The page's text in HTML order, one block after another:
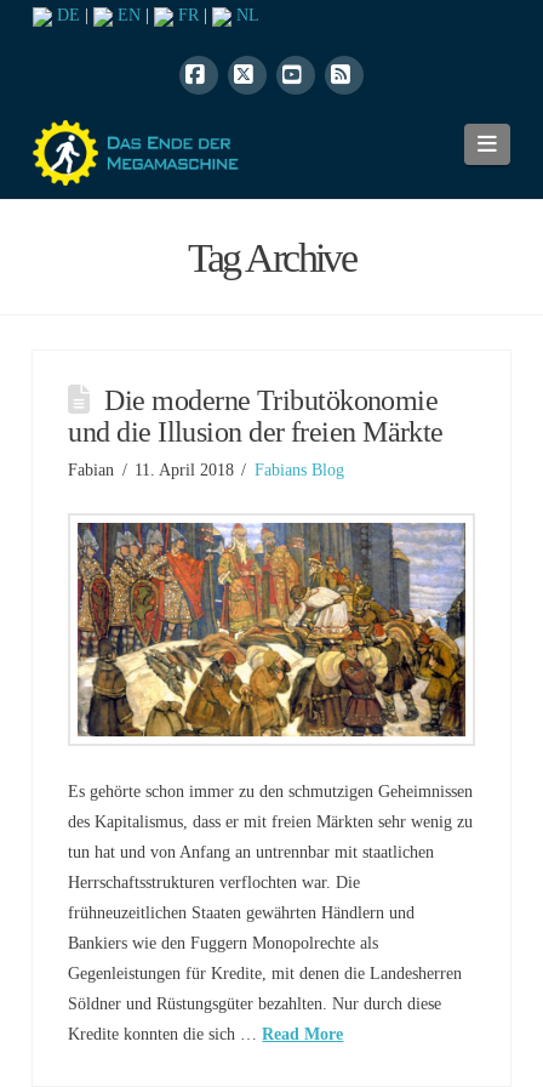
DE EN| FR| NL
Tag Archive
Die moderne Tributökonomie
und die Illusion der freien Märkte
Fabian 11. April 2018 Fabians Blog
Es gehörte schon immer zu den schmutzigen Geheimnissen
des Kapitalismus, dass er mit freien Märkten sehr wenig zu
tun hat und von Anfang an untrennbar mit staatlichen
Herrschaftsstrukturen verflochten war. Die
frühneuzeitlichen Staaten gewährten Händlern und
Bankiers wie den Fuggern Monopolrechte als
Gegenleistungen für Kredite, mit denen die Landesherren
Söldner und Rüstungsgüter bezahlten. Nur durch diese
Kredite konnten die sich …Read More